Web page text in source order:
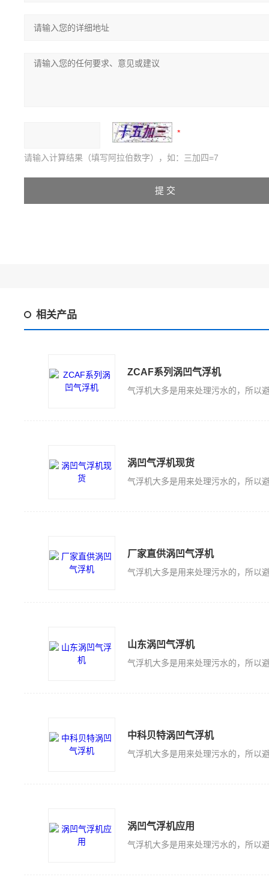
请输入计算结果（填写阿拉伯数字），如：三加四=7
相关产品
ZCAF系列涡凹气浮机
涡凹气浮机现货
厂家直供涡凹气浮机
山东涡凹气浮机
中科贝特涡凹气浮机
涡凹气浮机应用